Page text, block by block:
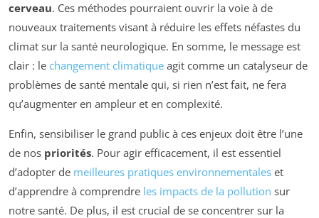
cerveau. Ces méthodes pourraient ouvrir la voie à de
nouveaux traitements visant à réduire les effets néfastes du
climat sur la santé neurologique. En somme, le message est
clair : le changement climatique agit comme un catalyseur de
problèmes de santé mentale qui, si rien n’est fait, ne fera
qu’augmenter en ampleur et en complexité.
Enfin, sensibiliser le grand public à ces enjeux doit être l’une
de nos priorités. Pour agir efficacement, il est essentiel
d’adopter de meilleures pratiques environnementales et
d’apprendre à comprendre les impacts de la pollution sur
notre santé. De plus, il est crucial de se concentrer sur la